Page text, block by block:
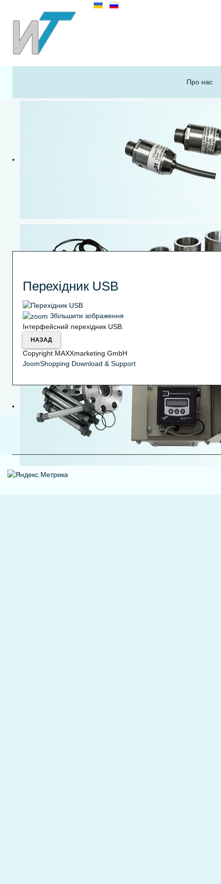
Про нас
Коректор об’єму газу В25
Тепловодолічильники Х12
Лічильник пластової води
Перехідник USB
Збільшити зображення
Інтерфейсний перехідник USB.
Copyright MAXXmarketing GmbH
JoomShopping Download & Support